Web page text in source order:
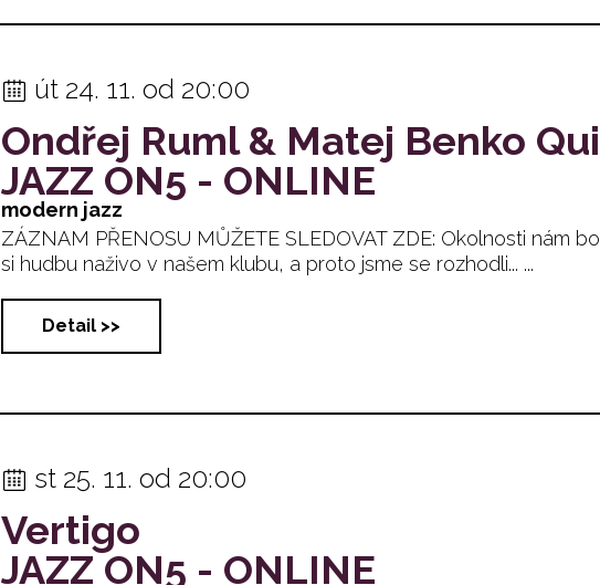
út 24. 11. od 20:00
Ondřej Ruml & Matej Benko
JAZZ ON5 - ONLINE
modern jazz
ZÁZNAM PŘENOSU MŮŽETE SLEDOVAT ZDE: Okolnosti nám
si hudbu naživo v našem klubu, a proto jsme se rozhodli... ...
Detail >>
st 25. 11. od 20:00
Vertigo
JAZZ ON5 - ONLINE